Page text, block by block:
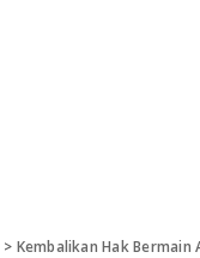
> Kembalikan Hak Bermain